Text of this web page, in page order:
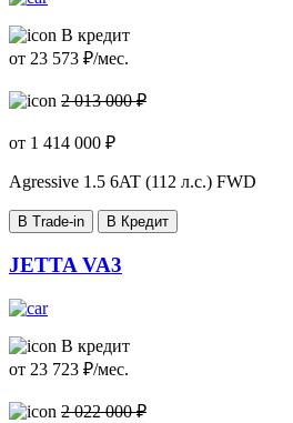
В кредит
от 23 573 ₽/мес.
2 013 000 ₽
от 1 414 000 ₽
Agressive 1.5 6AT (112 л.с.) FWD
В Trade-in В Кредит
JETTA VA3
В кредит
от 23 723 ₽/мес.
2 022 000 ₽